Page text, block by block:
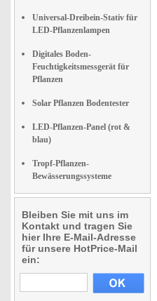
Universal-Dreibein-Stativ für
LED-Pflanzenlampen
Digitales Boden-
Feuchtigkeitsmessgerät für
Pflanzen
Solar Pflanzen Bodentester
LED-Pflanzen-Panel (rot &
blau)
Tropf-Pflanzen-
Bewässerungssysteme
Bleiben Sie mit uns im
Kontakt und tragen Sie
hier Ihre E-Mail-Adresse
für unsere HotPrice-Mail
ein: